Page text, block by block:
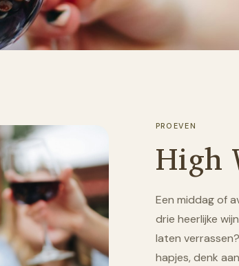
PROEVEN
High
Een middag of
drie heerlijke
laten
hapjes, denk